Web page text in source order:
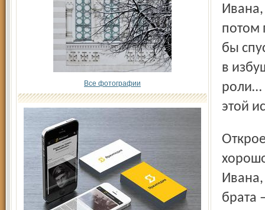
Все фотографии
потом
бы
в
роли…
этой
Откроем секрет – кончится всё не просто хорошо, а очень
Ивана,
брата